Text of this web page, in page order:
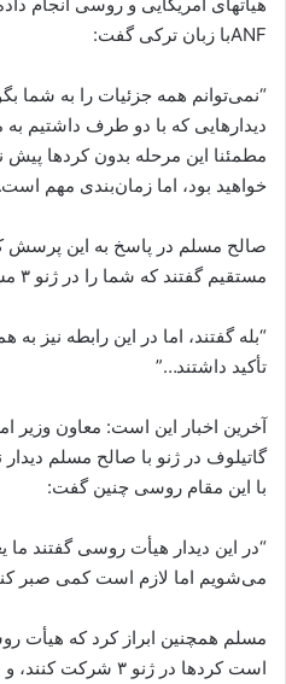
ANFبا زبان ترکی گفت:
“نمی‌توانم همە جزئیات را بە شما
دیدارهایی کە با دو طرف داشتیم
مطمئنا این مرحلە بدون کردها
خواهید بود، اما زمان‌بندی مهم
صالح مسلم در پاسخ بە این پرسش
مستقیم گفتند کە شما را در ژنو ٣ مشارکت خواهند داد؟” گفت:
“بلە گفتند، اما در این رابطە نیز
تأکید داشتند…”
آخرین اخبار این است: معاون وزیر
گاتیلوف در ژنو با صالح مسلم
با این مقام روسی چنین گفت:
می‌شویم اما لازم است کمی صبر
مسلم همچنین ابراز کرد کە هیأت